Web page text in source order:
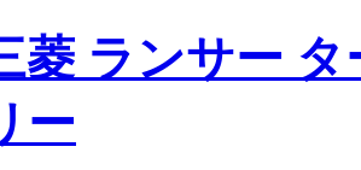
菱 ランサー タ
ー